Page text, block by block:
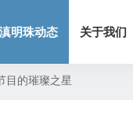
明珠动态 关于我们
目的璀璨之星